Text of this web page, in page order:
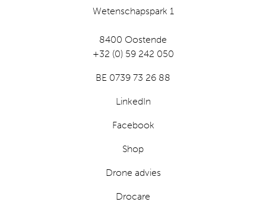
Wetenschapspark 1
8400 Oostende
+32 (0) 59 242 050
BE 0739 73 26 88
LinkedIn
Facebook
Shop
Drone advies
Drocare